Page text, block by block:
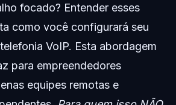
focado? Entender esses
como você configurará seu
VoIP. Esta abordagem
para empreendedores
equipes remotas e